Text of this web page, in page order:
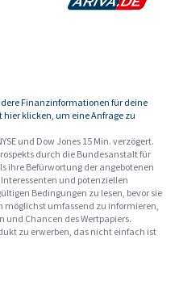
Finanzinformationen für deine
hier klicken, um eine Anfrage zu
und Dow Jones 15 Min. verzögert.
durch die Bundesanstalt für
ihre Befürwortung der angebotenen
Interessenten und potenziellen
Bedingungen zu lesen, bevor sie
umfassend zu informieren,
und Chancen des Wertpapiers.
zu erwerben, das nicht einfach ist